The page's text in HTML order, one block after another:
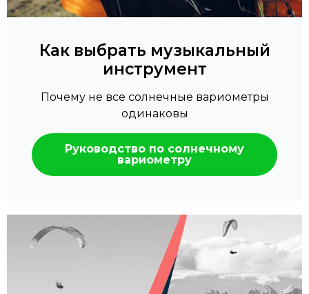
Как выбрать музыкальный
инструмент
Почему не все солнечные вариометры
одинаковы
Руководство по солнечному
вариометру